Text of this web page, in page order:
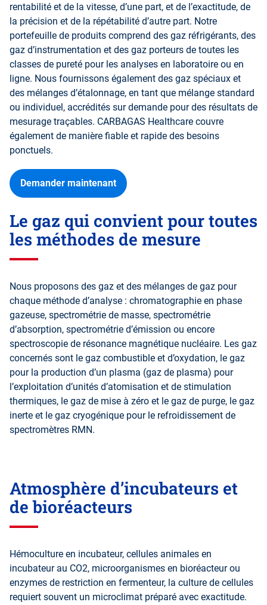
rentabilité et de la vitesse, d’une part, et de l’exactitude, de
la précision et de la répétabilité d’autre part. Notre
portefeuille de produits comprend des gaz réfrigérants, des
gaz d’instrumentation et des gaz porteurs de toutes les
classes de pureté pour les analyses en laboratoire ou en
ligne. Nous fournissons également des gaz spéciaux et
des mélanges d’étalonnage, en tant que mélange standard
ou individuel, accrédités sur demande pour des résultats de
mesurage traçables. CARBAGAS Healthcare couvre
également de manière fiable et rapide des besoins
ponctuels.
Demander maintenant
Le gaz qui convient pour toutes
les méthodes de mesure
Nous proposons des gaz et des mélanges de gaz pour
chaque méthode d’analyse : chromatographie en phase
gazeuse, spectrométrie de masse, spectrométrie
d’absorption, spectrométrie d’émission ou encore
spectroscopie de résonance magnétique nucléaire. Les gaz
concernés sont le gaz combustible et d’oxydation, le gaz
pour la production d’un plasma (gaz de plasma) pour
l’exploitation d’unités d’atomisation et de stimulation
thermiques, le gaz de mise à zéro et le gaz de purge, le gaz
inerte et le gaz cryogénique pour le refroidissement de
spectromètres RMN.
Atmosphère d’incubateurs et
de bioréacteurs
Hémoculture en incubateur, cellules animales en
incubateur au CO2, microorganismes en bioréacteur ou
enzymes de restriction en fermenteur, la culture de cellules
requiert souvent un microclimat préparé avec exactitude.